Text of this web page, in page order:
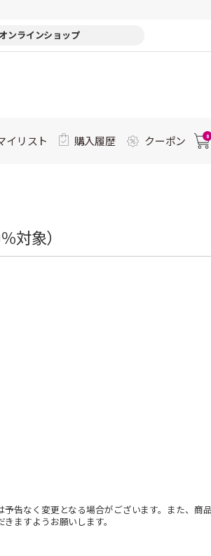
オンラインショップ
イリスト 購入履歴 クーポン 0
対象）
告なく変更となる場合がございます。また、商
ますようお願いします。